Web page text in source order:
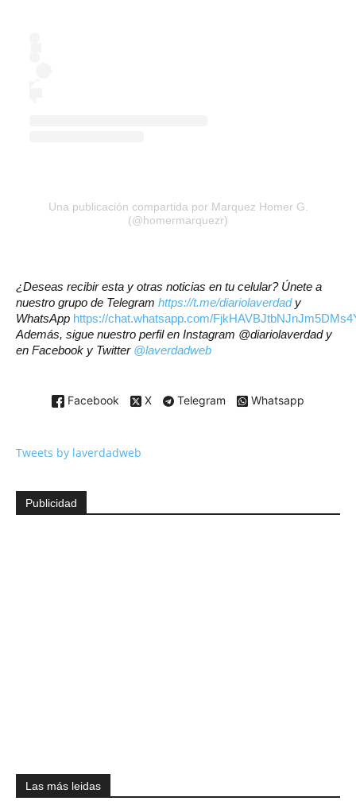
Una publicación compartida por Marquez Homer G.
(@homermarquezr)
¿Deseas recibir esta y otras noticias en tu celular? Únete a
nuestro grupo de Telegram https://t.me/diariolaverdady
WhatsApp https://chat.whatsapp.com/
Además, sigue nuestro perfil en Instagram @diariolaverdad y
en Facebook y Twitter @laverdadweb
Facebook X Telegram Whatsapp
Tweets by laverdadweb
Publicidad
Las más leidas